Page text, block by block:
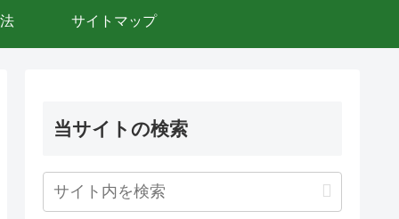
サイトマップ
当サイトの検索